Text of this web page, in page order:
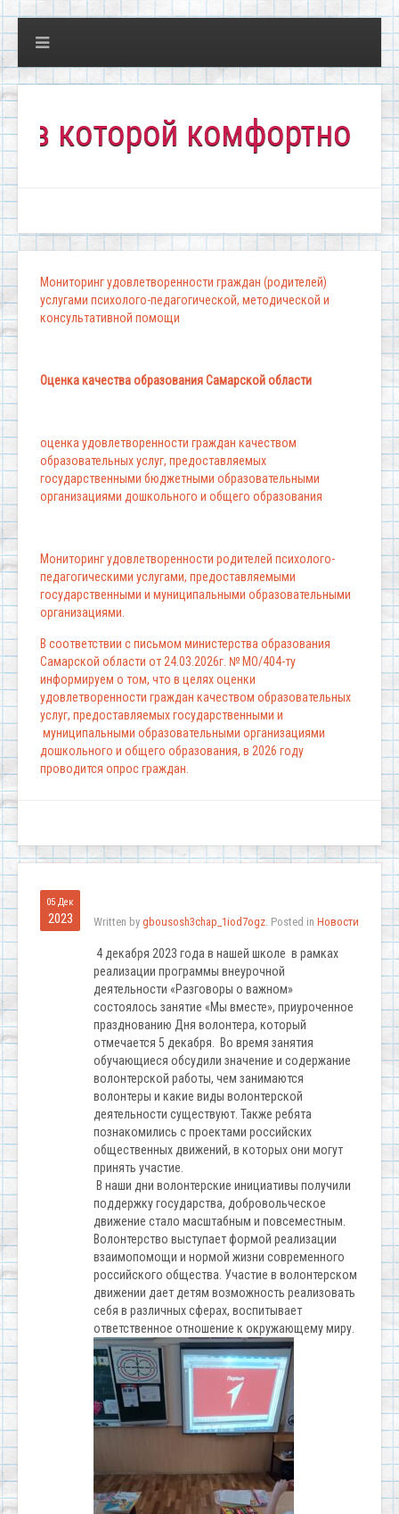
комфортно всем!"
Мониторинг удовлетворенности граждан (родителей)
услугами психолого-педагогической, методической и
консультативной помощи
Оценка качества образования Самарской области
оценка удовлетворенности граждан качеством
образовательных услуг, предоставляемых
государственными бюджетными образовательными
организациями дошкольного и общего образования
Мониторинг удовлетворенности родителей психолого-
педагогическими услугами, предоставляемыми
государственными и муниципальными образовательными
организациями.
В соответствии с письмом министерства образования
Самарской области от 24.03.2026г. № МО/404-ту
информируем о том, что в целях оценки
удовлетворенности граждан качеством образовательных
услуг, предоставляемых государственными и
муниципальными образовательными организациями
дошкольного и общего образования, в 2026 году
проводится опрос граждан.
05 Дек
2023 Written by gbousosh3chap_1iod7ogz. Posted in Новости
4 декабря 2023 года в нашей школе в рамках
реализации программы внеурочной
деятельности «Разговоры о важном»
состоялось занятие «Мы вместе», приуроченное
празднованию Дня волонтера, который
отмечается 5 декабря. Во время занятия
обучающиеся обсудили значение и содержание
волонтерской работы, чем занимаются
волонтеры и какие виды волонтерской
деятельности существуют. Также ребята
познакомились с проектами российских
общественных движений, в которых они могут
принять участие.
В наши дни волонтерские инициативы получили
поддержку государства, добровольческое
движение стало масштабным и повсеместным.
Волонтерство выступает формой реализации
взаимопомощи и нормой жизни современного
российского общества. Участие в волонтерском
движении дает детям возможность реализовать
себя в различных сферах, воспитывает
ответственное отношение к окружающему миру.